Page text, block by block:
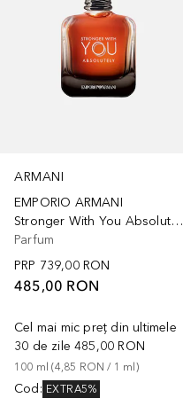
ARMANI
EMPORIO ARMANI
Stronger With You Absolutely Eau de
Parfum
PRP 739,00 RON
485,00 RON
Cel mai mic preț din ultimele
30 de zile 485,00 RON
100 ml (4,85 RON / 1 ml )
Cod: EXTRA5%